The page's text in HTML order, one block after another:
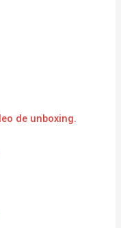
de unboxing.